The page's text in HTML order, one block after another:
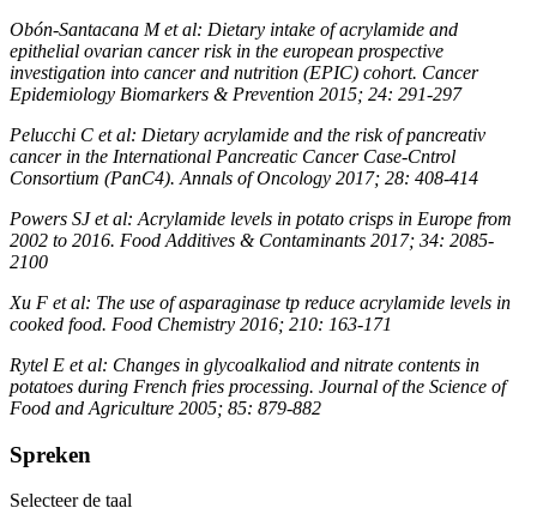
Obón-Santacana M et al: Dietary intake of acrylamide and
epithelial ovarian cancer risk in the european prospective
investigation into cancer and nutrition (EPIC) cohort. Cancer
Epidemiology Biomarkers & Prevention 2015; 24: 291-297
Pelucchi C et al: Dietary acrylamide and the risk of pancreativ
cancer in the International Pancreatic Cancer Case-Cntrol
Consortium (PanC4). Annals of Oncology 2017; 28: 408-414
Powers SJ et al: Acrylamide levels in potato crisps in Europe from
2002 to 2016. Food Additives & Contaminants 2017; 34: 2085-
2100
Xu F et al: The use of asparaginase tp reduce acrylamide levels in
cooked food. Food Chemistry 2016; 210: 163-171
Rytel E et al: Changes in glycoalkaliod and nitrate contents in
potatoes during French fries processing. Journal of the Science of
Food and Agriculture 2005; 85: 879-882
Spreken
Selecteer de taal